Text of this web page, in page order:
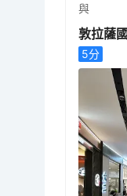
與
敦拉薩
5分